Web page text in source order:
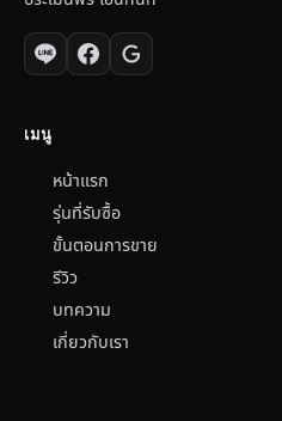
เมนู
หน้าแรก
รุ่นที่รับซื้อ
ขั้นตอนการขาย
รีวิว
บทความ
เกี่ยวกับเรา